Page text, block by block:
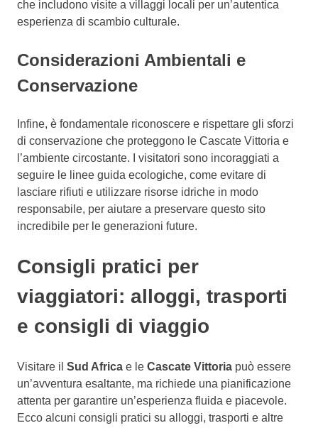
che includono visite a villaggi locali per un’autentica
esperienza di scambio culturale.
Considerazioni Ambientali e
Conservazione
Infine, è fondamentale riconoscere e rispettare gli sforzi
di conservazione che proteggono le Cascate Vittoria e
l’ambiente circostante. I visitatori sono incoraggiati a
seguire le linee guida ecologiche, come evitare di
lasciare rifiuti e utilizzare risorse idriche in modo
responsabile, per aiutare a preservare questo sito
incredibile per le generazioni future.
Consigli pratici per
viaggiatori: alloggi, trasporti
e consigli di viaggio
Visitare il Sud Africa e le Cascate Vittoria può essere
un’avventura esaltante, ma richiede una pianificazione
attenta per garantire un’esperienza fluida e piacevole.
Ecco alcuni consigli pratici su alloggi, trasporti e altre